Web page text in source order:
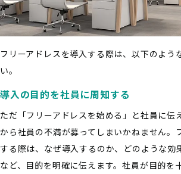
フリーアドレスを導入する際は、以下のよう
い。
導入の目的を社員に周知する
ただ「フリーアドレスを始める」と社員に伝
から社員の不満が募ってしまいかねません。
する際は、なぜ導入するのか、どのような効
など、目的を明確に伝えます。社員が目的を